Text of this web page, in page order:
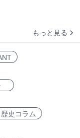
もっと見る
史コラム